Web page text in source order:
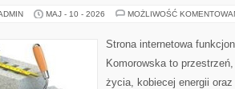
MAJ - 10 - 2026 MOŻLIWOŚĆ
Strona internetowa
Komorowska to
życia, kobiecej energii